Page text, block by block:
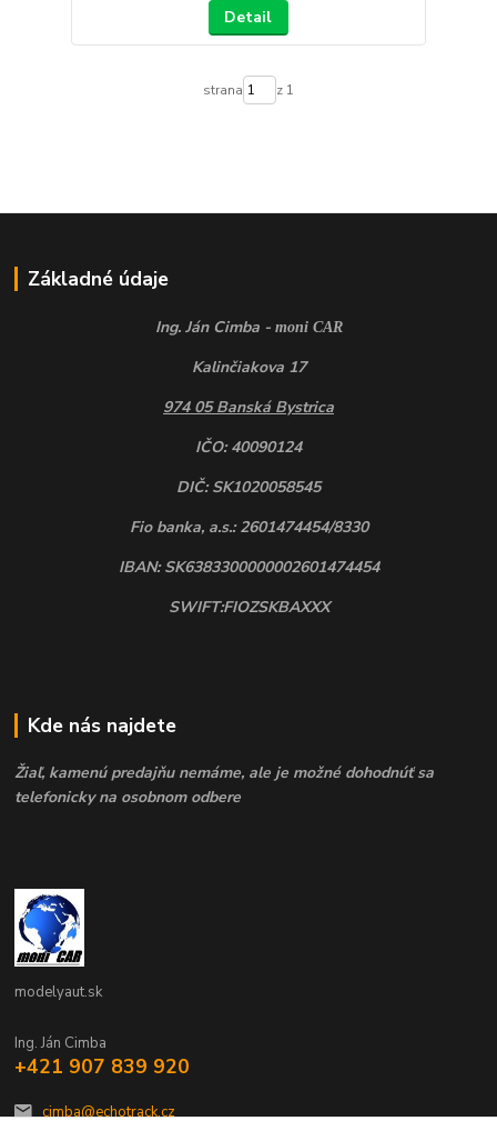
Detail
strana z 1
Základné údaje
Ing. Ján Cimba - moni CAR
Kalinčiakova 17
974 05 Banská Bystrica
IČO: 40090124
DIČ: SK1020058545
Fio banka, a.s.: 2601474454/8330
IBAN: SK6383300000002601474454
SWIFT:FIOZSKBAXXX
Kde nás najdete
Žiaľ, kamenú predajňu nemáme, ale je možné dohodnúť sa
telefonicky na osobnom odbere
modelyaut.sk
Ing. Ján Cimba
+421 907 839 920
cimba@echotrack.cz